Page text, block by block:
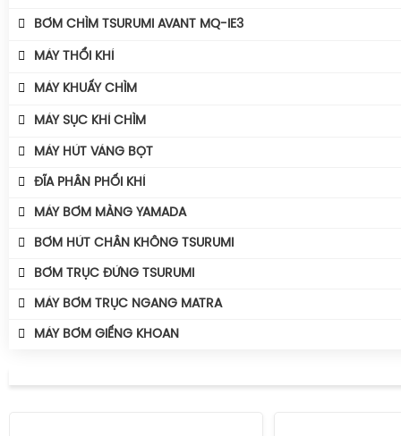
BÌNH GIÃN NỞ AQUAFILL
MÁY BƠM TSURUMI UNIVERSE
MÁY BƠM TSURUMI AVANT
BƠM CHÌM TSURUMI AVANT MQ-IE3
Máy Bơm Tsurumi Avant MQU
Máy Bơm Tsurumi Avant MQC
Máy Bơm Tsurumi Avant MQS
Máy Bơm Tsurumi Avant MQG
Phụ Kiện Bơm Tsurumi
MÁY THỔI KHÍ
Máy Thổi Khí Con Sò GOORUI
Máy Thổi Khí Tsurumi
Máy Thổi Khí Công Suất
Máy Thổi Khí Turbo
MÁY KHUẤY CHÌM
MÁY KHUẤY CHÌM TSURUMI ĐỘNG CƠ AVANT IE3
Máy Khuấy Chìm Tsurumi
MÁY SỤC KHÍ CHÌM
Máy Sục Khí Chìm Tsurumi Ber
Máy Sục Khí Chìm Tsurumi TRN
MÁY HÚT VÁNG BỌT
ĐĨA PHÂN PHỐI KHÍ
MÁY BƠM MÀNG YAMADA
BƠM HÚT CHÂN KHÔNG TSURUMI
BƠM TRỤC ĐỨNG TSURUMI
MÁY BƠM TRỤC NGANG MATRA
MÁY BƠM GIẾNG KHOAN